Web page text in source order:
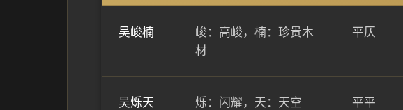
吴峻楠
峻：高峻，楠：珍贵木
材
平仄
吴烁天 烁：闪耀，天：天空 平平